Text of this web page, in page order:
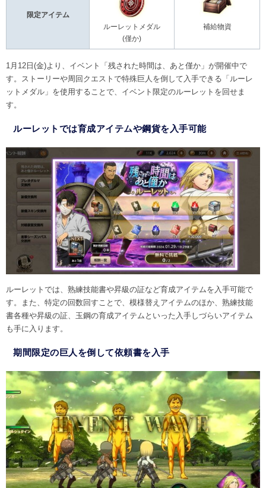
限定アイテム
ルーレットメダル
(僅か)
補給物資
1月12日(金)より、イベント「残された時間は、あと僅か」が開催中で
す。ストーリーや周回クエストで特殊巨人を倒して入手できる「ルーレ
ットメダル」を使用することで、イベント限定のルーレットを回せま
す。
ルーレットでは育成アイテムや鋼貨を入手可能
ルーレットでは、熟練技能書や昇級の証など育成アイテムを入手可能で
す。また、特定の回数回すことで、模様替えアイテムのほか、熟練技能
書各種や昇級の証、玉鋼の育成アイテムといった入手しづらいアイテム
も手に入ります。
期間限定の巨人を倒して依頼書を入手